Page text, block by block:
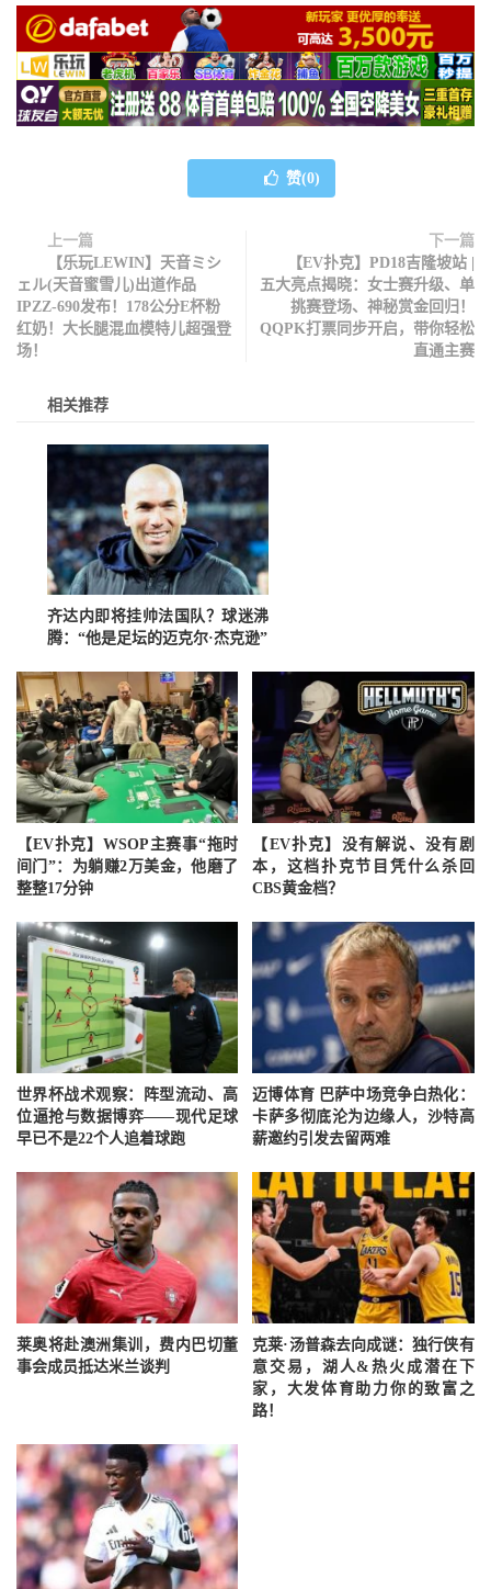
赞(0)
上一篇
【乐玩LEWIN】天音ミシ
ェル(天音蜜雪儿)出道作品
IPZZ-690发布！178公分E杯粉
红奶！大长腿混血模特儿超强登
场！
下一篇
【EV扑克】PD18吉隆坡站 |
五大亮点揭晓：女士赛升级、单
挑赛登场、神秘赏金回归！
QQPK打票同步开启，带你轻松
直通主赛
相关推荐
齐达内即将挂帅法国队？球迷沸
腾：“他是足坛的迈克尔·杰克逊”
【EV扑克】WSOP主赛事“拖时
间门”：为躺赚2万美金，他磨了
整整17分钟
【EV扑克】没有解说、没有剧
本，这档扑克节目凭什么杀回
CBS黄金档？
世界杯战术观察：阵型流动、高
位逼抢与数据博弈——现代足球
早已不是22个人追着球跑
迈博体育 巴萨中场竞争白热化：
卡萨多彻底沦为边缘人，沙特高
薪邀约引发去留两难
莱奥将赴澳洲集训，费内巴切董
事会成员抵达米兰谈判
克莱·汤普森去向成谜：独行侠有
意交易，湖人&热火成潜在下
家，大发体育助力你的致富之
路！